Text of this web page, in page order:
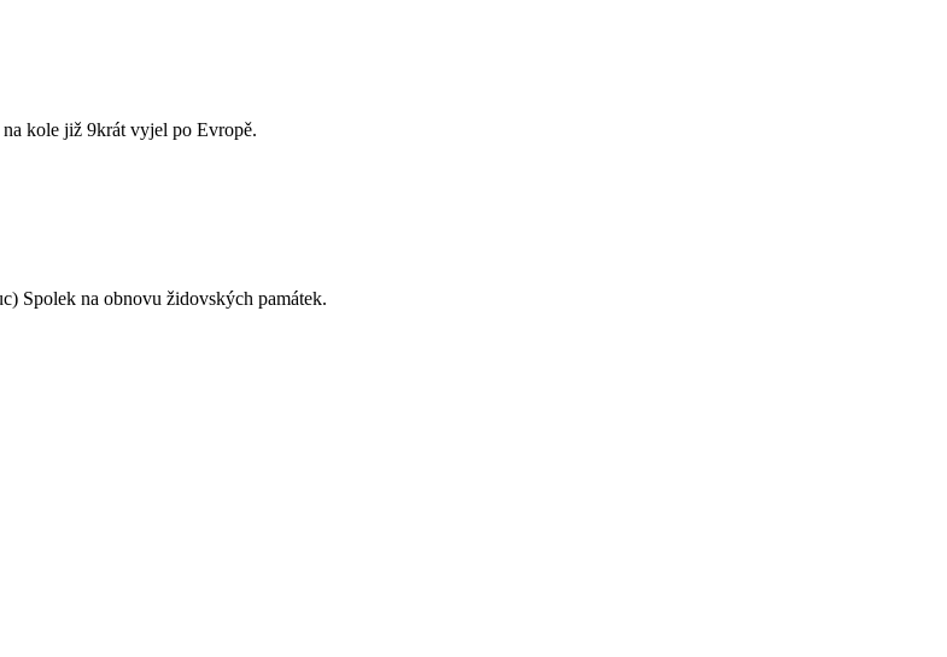
kole již 9krát vyjel po Evropě.
Spolek na obnovu židovských památek.